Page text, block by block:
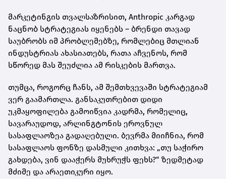
მარკეტინგის თვალსაზრისით, Anthropic კარგად
ნაცნობ სტრატეგიას იყენებს – ბრენდი თავად
საუბრობს იმ პრობლემებზე, რომლებიც მთლიან
ინდუსტრიას ახასიათებს, რათა აჩვენოს, რომ
სწორედ მას შეუძლია ამ რისკების მართვა.
თუმცა, როგორც ჩანს, ამ შემთხვევაში სტრატეგიამ
ვერ გაამართლა. განსაკუთრებით დიდი
უკმაყოფილება გამოიწვია კადრმა, რომელიც,
სავარაუდოდ, არლინგტონის ეროვნულ
სასაფლაოზეა გადაღებული. ბევრმა მიიჩნია, რომ
სასაფლაოს ფონზე დასმული კითხვა: „თუ საჭირო
გახდება, ვინ დააჭერს მუხრუჭს ფეხს?“ ზედმეტად
მძიმე და არაეთიკური იყო.